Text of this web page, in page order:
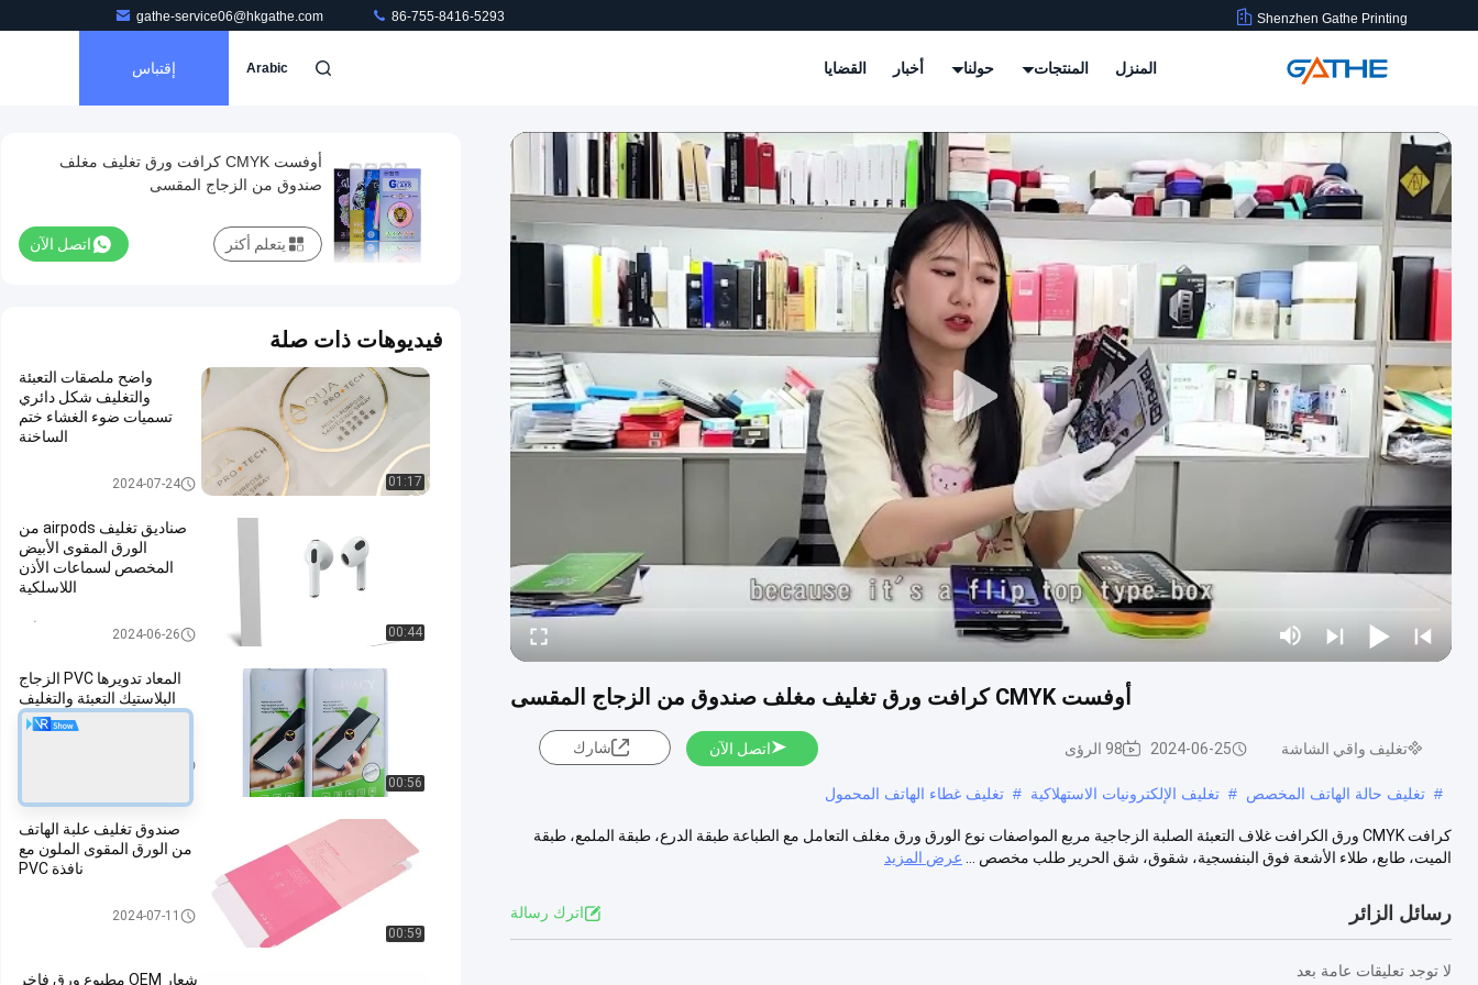
Shenzhen Gathe Printing
gathe-service06@hkgathe.com 86-755-8416-5293
المنزل المنتجات حولنا أخبار القضايا Arabic إقتباس
أوفست CMYK كرافت ورق تغليف مغلف صندوق من الزجاج المقسى
تغليف واقي الشاشة 2024-06-25 98 الرؤى اتصل الآن شارك
# تغليف حالة الهاتف المخصص # تغليف الإلكترونيات الاستهلاكية # تغليف غطاء الهاتف المحمول
كرافت CMYK ورق الكرافت غلاف التعبئة الصلبة الزجاجية مربع المواصفات نوع الورق ورق مغلف التعامل مع الطباعة طبقة الدرع، طبقة الملمع، طبقة
الميت، طابع، طلاء الأشعة فوق البنفسجية، شقوق، شق الحرير طلب مخصص ...
عرض المزيد
رسائل الزائر اترك رسالة
لا توجد تعليقات عامة بعد
أوفست CMYK كرافت ورق تغليف مغلف
صندوق من الزجاج المقسى
اتصل الآن يتعلم أكثر
فيديوهات ذات صلة
01:17
واضح ملصقات التعبئة
والتغليف شكل دائري
تسميات ضوء الغشاء ختم
الساخنة
ملصقات التعبئة والتغليف
2024-07-24
00:44
صناديق تغليف airpods من
الورق المقوى الأبيض
المخصص لسماعات الأذن
اللاسلكية
صندوق تغليف سماعة الأذن
2024-06-26
00:56
المعاد تدويرها PVC الزجاج
البلاستيك التعبئة والتغليف
التجزئة الطباعة المخصصة
00:59
صندوق تغليف علبة الهاتف
من الورق المقوى الملون مع
نافذة PVC
تغليف واقي الشاشة2024-07-11
شعار OEM مطبوع ورق فاخر